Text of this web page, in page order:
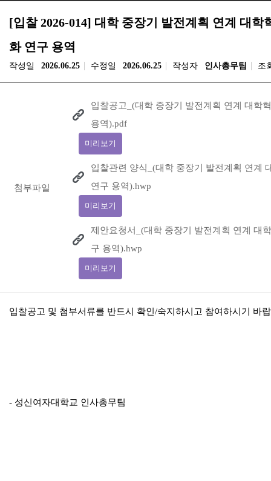
[입찰 2026-014] 대학 중장기 발전계획 연계 대학
화 연구 용역
작성일 2026.06.25 수정일 2026.06.25 작성자 인사총무팀 조
첨부파일
입찰공고_(대학 중장기 발전계획 연계 대학
용역).pdf
미리보기
입찰관련 양식_(대학 중장기 발전계획 연계
연구 용역).hwp
미리보기
제안요청서_(대학 중장기 발전계획 연계 대
구 용역).hwp
미리보기
입찰공고 및 첨부서류를 반드시 확인/숙지하시고 참여하시기 바
- 성신여자대학교 인사총무팀